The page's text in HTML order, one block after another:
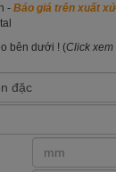
- Báo giá trên xuất
bên dưới ! (Click xem